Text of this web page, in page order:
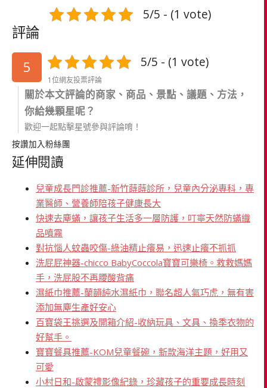
5/5 - (1 vote)
評論
5
5/5 - (1 vote)
1位網友投票評論
關於本文評論的商家、商品、景點、議題、方法，
你給幾顆星呢？
歡迎一起點擊星號參與評論唷！
按讚加入粉絲團
延伸閱讀
兒童成長門診推薦-新竹蒔蒔診所，兒童內分泌專科，專
業醫師、營養師陪孩子健康長大
快速去塵蟎，讓孩子生活多一層防護，叮寧天然防蟎織
品噴霧
對抗惱人蚊蟲咬傷-綠油精止癢易，迅速止癢不抓抓
洗屁屁神器-chicco BabyCoccola寶寶可樂椅。救救媽媽
手，洗屁股不再腰酸背痛
濕紙巾推薦-蘭韻純水濕紙巾，聯名超人氣巧虎，無有害
添加無塵生產好安心
百寶袋王挑選及開箱介紹-收納玩具、文具、換季衣物的
好幫手。
寶寶餐具推薦-KOM兒童餐碗，新款海洋主題，好用又
可愛
小村日和-啟蒙禮影像紀錄，珍藏孩子的重要成長時刻